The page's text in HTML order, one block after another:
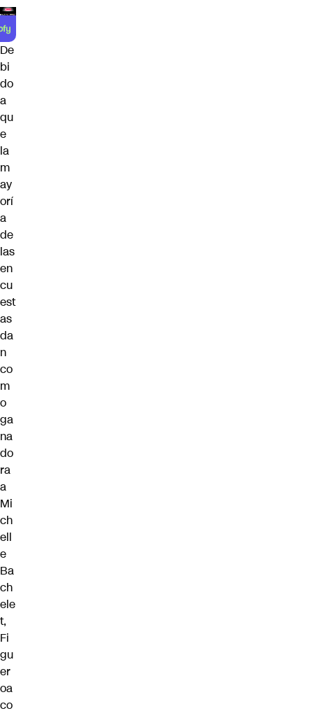
De
bi
do
a
qu
e
la
m
ay
orí
a
de
las
en
cu
est
as
da
n
co
m
o
ga
na
do
ra
a
Mi
ch
ell
e
Ba
ch
ele
t,
Fi
gu
er
oa
co